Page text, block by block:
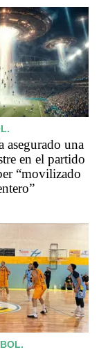
asegurado una
en el partido
“movilizado